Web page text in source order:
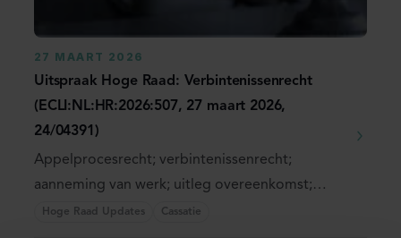
27 MAART 2026
Uitspraak Hoge Raad: Verbintenissenrecht
(ECLI:NL:HR:2026:507, 27 maart 2026,
24/04391)
Appelprocesrecht; verbintenissenrecht;
aanneming van werk; uitleg overeenkomst;
klachtplicht; ...
Hoge Raad Updates Cassatie